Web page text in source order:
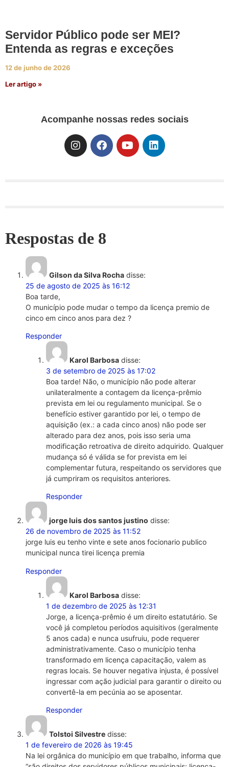
Servidor Público pode ser MEI?
Entenda as regras e exceções
12 de junho de 2026
Ler artigo »
Acompanhe nossas redes sociais
Respostas de 8
Gilson da Silva Rocha disse:
25 de agosto de 2025 às 16:12
Boa tarde,
O município pode mudar o tempo da licença premio de
cinco em cinco anos para dez ?
Responder
Karol Barbosa disse:
3 de setembro de 2025 às 17:02
Boa tarde! Não, o município não pode alterar
unilateralmente a contagem da licença-prêmio
prevista em lei ou regulamento municipal. Se o
benefício estiver garantido por lei, o tempo de
aquisição (ex.: a cada cinco anos) não pode ser
alterado para dez anos, pois isso seria uma
modificação retroativa de direito adquirido. Qualquer
mudança só é válida se for prevista em lei
complementar futura, respeitando os servidores que
já cumpriram os requisitos anteriores.
Responder
jorge luis dos santos justino disse:
26 de novembro de 2025 às 11:52
jorge luis eu tenho vinte e sete anos focionario publico
municipal nunca tirei licença premia
Responder
Karol Barbosa disse:
1 de dezembro de 2025 às 12:31
Jorge, a licença-prêmio é um direito estatutário. Se
você já completou períodos aquisitivos (geralmente
5 anos cada) e nunca usufruiu, pode requerer
administrativamente. Caso o município tenha
transformado em licença capacitação, valem as
regras locais. Se houver negativa injusta, é possível
ingressar com ação judicial para garantir o direito ou
convertê-la em pecúnia ao se aposentar.
Responder
Tolstoi Silvestre disse:
1 de fevereiro de 2026 às 19:45
Na lei orgânica do município em que trabalho, informa que